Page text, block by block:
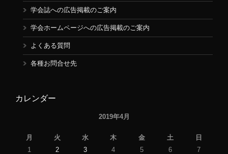
学会誌への広告掲載のご案内
学会ホームページへの広告掲載のご案内
よくある質問
各種お問合せ先
カレンダー
2019年4月
月 火 水 木 金 土
日
1
2 3 4 5 6
7